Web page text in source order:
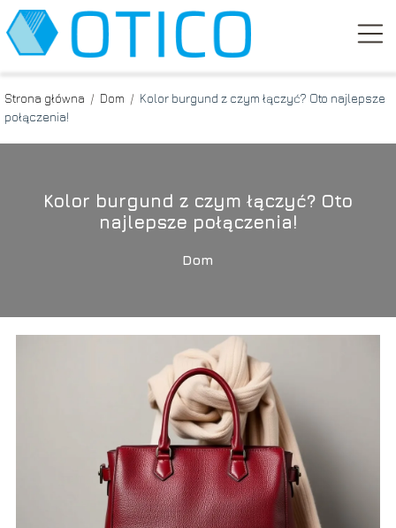
Strona główna / Dom / Kolor burgund z czym łączyć? Oto najlepsze
połączenia!
Kolor burgund z czym łączyć? Oto
najlepsze połączenia!
Dom